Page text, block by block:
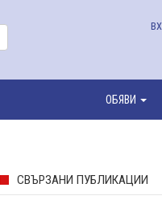
ОБЯВИ
СВЪРЗАНИ ПУБЛИКАЦИИ